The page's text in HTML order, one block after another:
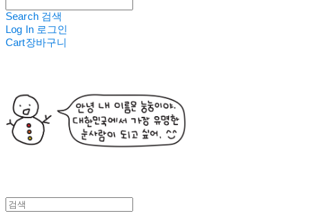
Search 검색
Log In 로그인
Cart장바구니